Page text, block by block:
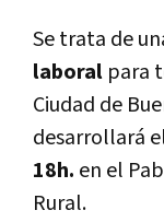
Se trata de
laboral para
Ciudad de
desarrollará
18h. en el
Rural.